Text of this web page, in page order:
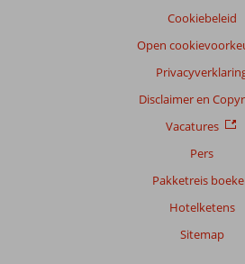
Cookiebeleid
Open
Disclaimer en
Vacatures
Pers
Pakketreis
Hotelketens
Sitemap